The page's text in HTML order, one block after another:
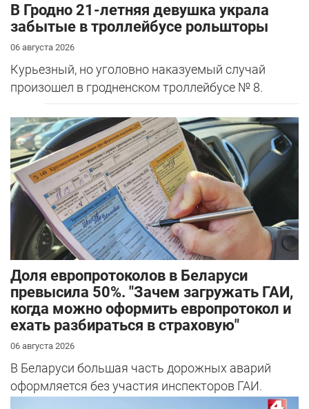
В Гродно 21-летняя девушка украла
забытые в троллейбусе рольшторы
06 августа 2026
Курьезный, но уголовно наказуемый случай
произошел в гродненском троллейбусе № 8.
Доля европротоколов в Беларуси
превысила 50%. "Зачем загружать ГАИ,
когда можно оформить европротокол и
ехать разбираться в страховую"
06 августа 2026
В Беларуси большая часть дорожных аварий
оформляется без участия инспекторов ГАИ.